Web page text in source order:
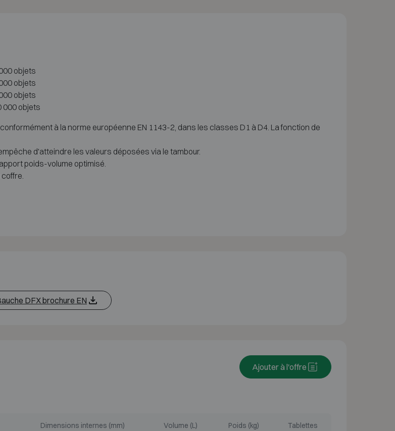
objets
objets
objets
000 objets
à la norme européenne EN 1143-2, dans les classes D1 à D4. La fonction de
d'atteindre les valeurs déposées via le tambour.
poids-volume optimisé.
DFX brochure EN
Ajouter à l'offre
Dimensions internes (mm) Volume (L) Poids (kg) Tablettes